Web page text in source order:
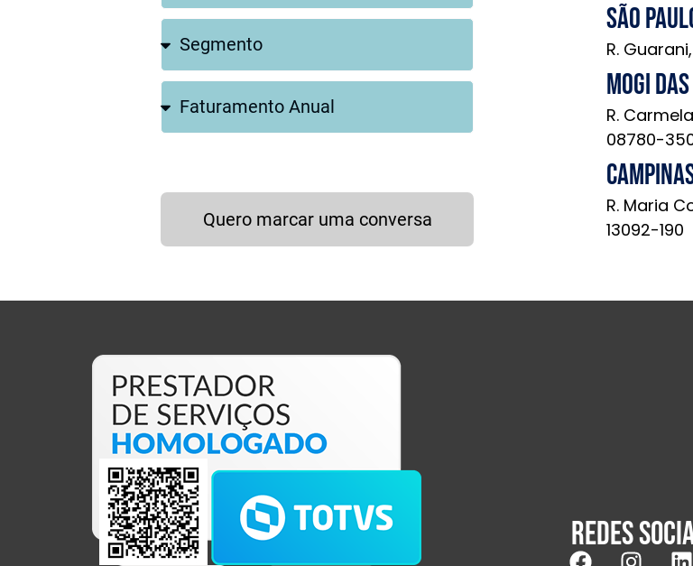
Quero marcar uma conversa
São
R.
Mogi
R.
08780-
R. Maria
13092-190
Redes